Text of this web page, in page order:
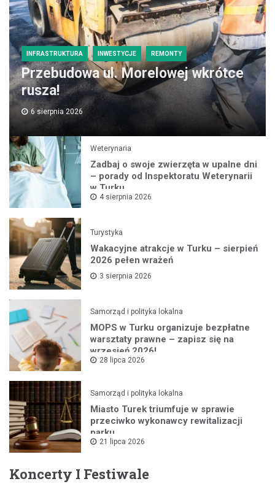
INFRASTRUKTURA INWESTYCJE REMONTY
Przebudowa ul. Morelowej wkrótce
rusza!
6 sierpnia 2026
Weterynaria
Zadbaj o swoje zwierzęta w upalne dni
– porady od Inspektoratu Weterynarii
w Turku
4 sierpnia 2026
Turystyka
Wakacyjne atrakcje w Turku – sierpień
2026 pełen wrażeń
3 sierpnia 2026
Samorząd i polityka lokalna
MOPS w Turku organizuje bezpłatne
warsztaty prawne – zapisz się na
wrzesień 2026!
28 lipca 2026
Samorząd i polityka lokalna
Miasto Turek triumfuje w sprawie
przeciwko wykonawcy rewitalizacji
parku
21 lipca 2026
Koncerty I Festiwale